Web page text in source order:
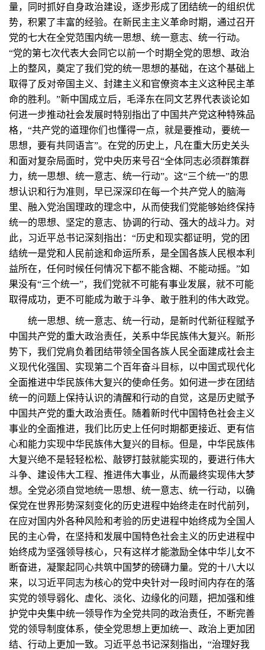
量，同时抓好自身政治建设，逐步形成了团结统一的组织优
势，积累了丰富的经验。在新民主主义革命时期，通过召开
党的七大在全党范围内统一思想、统一意志、统一行动。
“党的第七次代表大会同它以前一个时期全党的思想、政治
上的整风，奠定了我们党的统一思想的基础，在这个基础上
取得了反对帝国主义、封建主义和官僚资本主义这种民主革
命的胜利。”新中国成立后，毛泽东在同文艺界代表谈论如
何进一步推动社会发展时特别指出了中国共产党这种特殊品
格，“共产党的道理你们也懂得一点，就是要推动，要统一
思想，要有共同语言”。在党的历史上，凡在重大历史关头
和面对复杂局面时，党中央历来号召“全体同志必须群策群
力，统一思想、统一意志、统一行动”。这“三个统一”的思
想认识和行为准则，早已深深印在每一个共产党人的脑海
里、融入党治国理政的理念中，从而使我们党能够始终保持
统一的思想、坚定的意志、协调的行动、强大的战斗力。对
此，习近平总书记深刻指出：“历史和现实都证明，党的团
结统一是党和人民前途和命运所系，是全国各族人民根本利
益所在，任何时候任何情况下都不能含糊、不能动摇。”如
果没有“三个统一”，我们党就不可能有事业发展，就不可能
取得成功，更不可能成为敢于斗争、敢于胜利的伟大政党。
统一思想、统一意志、统一行动，是新时代新征程赋予
中国共产党的重大政治责任，关系中华民族伟大复兴。新形
势下，我们党肩负着团结带领全国各族人民全面建成社会主
义现代化强国、实现第二个百年奋斗目标，以中国式现代化
全面推进中华民族伟大复兴的使命任务。如何进一步在团结
统一的问题上保持认识的清醒和行动的自觉，这是历史赋予
中国共产党的重大政治责任。随着新时代中国特色社会主义
事业的全面推进，我们比历史上任何时期都更接近、更有信
心和能力实现中华民族伟大复兴的目标。但是，中华民族伟
大复兴绝不是轻轻松松、敲锣打鼓就能实现的，要进行伟大
斗争、建设伟大工程、推进伟大事业，从而最终实现伟大梦
想。全党必须自觉地统一思想、统一意志、统一行动，以确
保党在世界形势深刻变化的历史进程中始终走在时代前列，
在应对国内外各种风险和考验的历史进程中始终成为全国人
民的主心骨，在坚持和发展中国特色社会主义的历史进程中
始终成为坚强领导核心，只有这样才能激励全体中华儿女不
断奋进，凝聚起同心共筑中国梦的磅礴力量。党的十八大以
来，以习近平同志为核心的党中央针对一段时间内存在的落
实党的领导弱化、虚化、淡化、边缘化的问题，把加强和维
护党中央集中统一领导作为全党共同的政治责任，不断完善
党的领导制度体系，使全党思想上更加统一、政治上更加团
结、行动上更加一致。习近平总书记深刻指出，“治理好我